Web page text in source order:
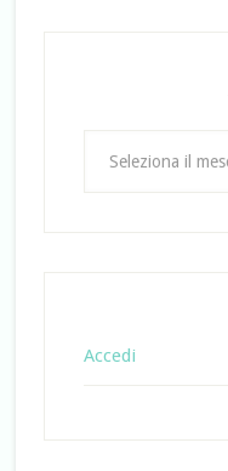
Accedi